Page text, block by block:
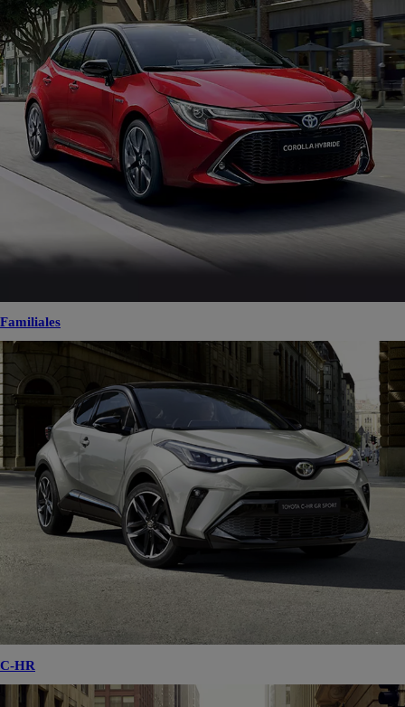
Familiales
C-HR